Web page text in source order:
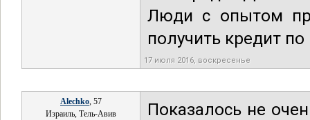
Люди с опытом
получить кредит
17 июля 2016, воскресенье
Alechko, 57
Израиль, Тель-Авив
Показалось не